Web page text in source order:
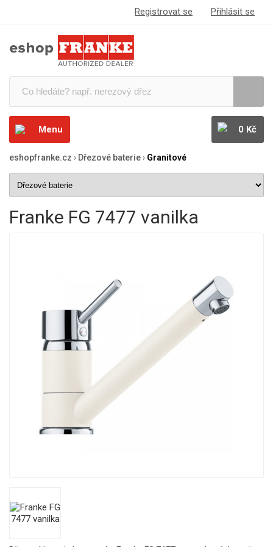
Registrovat se Přihlásit se
Menu 0 Kč
eshopfranke.cz › Dřezové baterie› Granitové
Franke FG 7477 vanilka